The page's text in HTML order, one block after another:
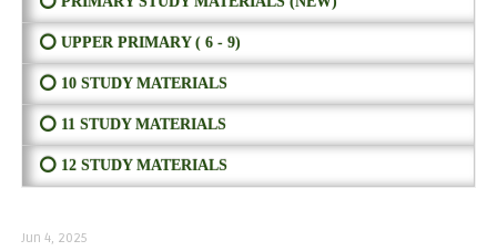
⭕ UPPER PRIMARY ( 6 - 9)
⭕ 10 STUDY MATERIALS
⭕ 11 STUDY MATERIALS
⭕ 12 STUDY MATERIALS
Jun 4, 2025